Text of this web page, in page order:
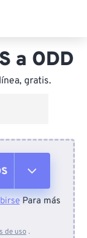
a ODD
gratis.
Para más
de uso .